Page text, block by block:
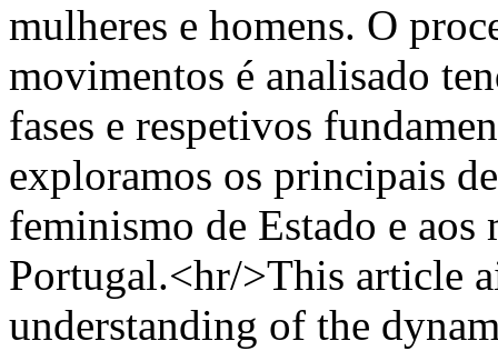
mulheres e homens. O
movimentos é analisado
fases e respetivos
exploramos os principais
feminismo de Estado e
Portugal.<hr/>This article
understanding of the